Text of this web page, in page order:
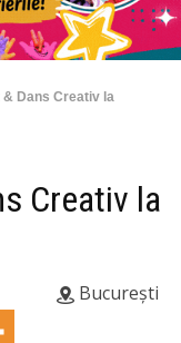
Dans Creativ la
Creativ la
București